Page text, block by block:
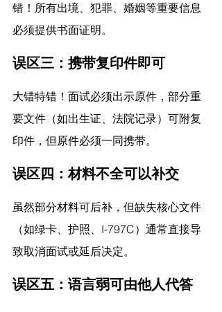
错！所有出境、犯罪、婚姻等重要信息
必须提供书面证明。
误区三：携带复印件即可
大错特错！面试必须出示原件，部分重
要文件（如出生证、法院记录）可附复
印件，但原件必须一同携带。
误区四：材料不全可以补交
虽然部分材料可后补，但缺失核心文件
（如绿卡、护照、I-797C）通常直接导
致取消面试或延后决定。
误区五：语言弱可由他人代答